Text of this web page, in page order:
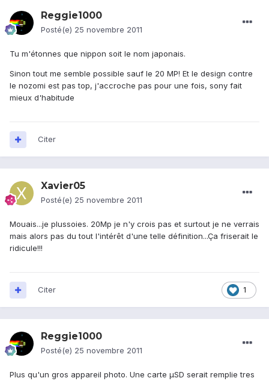
Reggie1000
Posté(e) 25 novembre 2011
Tu m'étonnes que nippon soit le nom japonais.
Sinon tout me semble possible sauf le 20 MP! Et le design contre
le nozomi est pas top, j'accroche pas pour une fois, sony fait
mieux d'habitude
Citer
Xavier05
Posté(e) 25 novembre 2011
Mouais...je plussoies. 20Mp je n'y crois pas et surtout je ne verrais
mais alors pas du tout l'intérêt d'une telle définition...Ça friserait le
ridicule!!!
1
Citer
Reggie1000
Posté(e) 25 novembre 2011
Plus qu'un gros appareil photo. Une carte µSD serait remplie tres